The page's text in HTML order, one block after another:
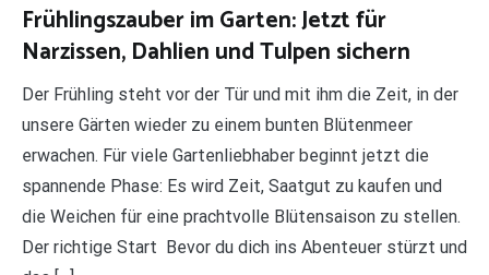
Frühlingszauber im Garten: Jetzt für
Narzissen, Dahlien und Tulpen sichern
Der Frühling steht vor der Tür und mit ihm die Zeit, in der
unsere Gärten wieder zu einem bunten Blütenmeer
erwachen. Für viele Gartenliebhaber beginnt jetzt die
spannende Phase: Es wird Zeit, Saatgut zu kaufen und
die Weichen für eine prachtvolle Blütensaison zu stellen.
Der richtige Start Bevor du dich ins Abenteuer stürzt und